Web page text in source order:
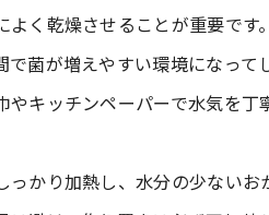
よく乾燥させることが重要で
で菌が増えやすい環境になっ
キッチンペーパーで水気を丁
っかり加熱し、水分の少ない